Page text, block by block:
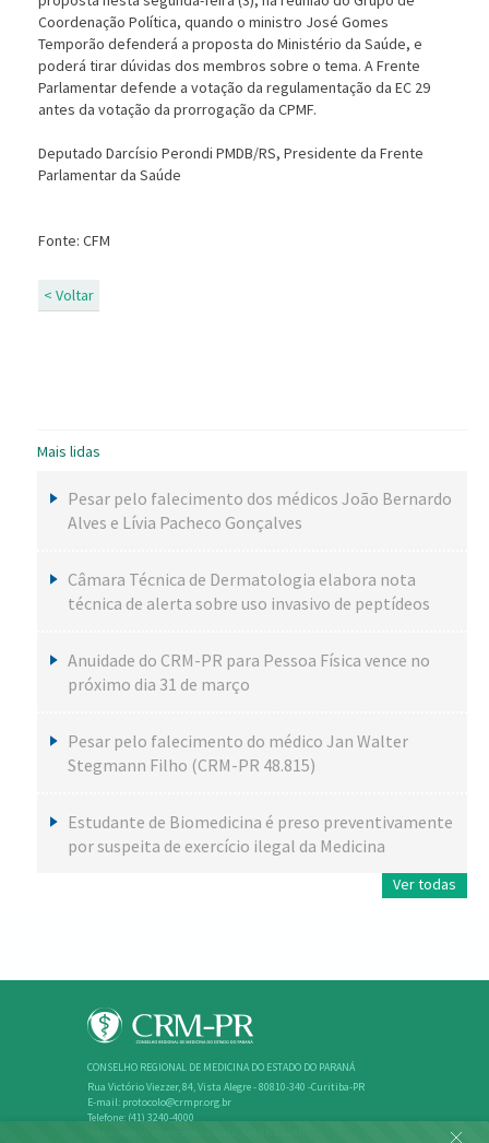
Coordenação Política, quando o ministro José Gomes
Temporão defenderá a proposta do Ministério da Saúde, e
poderá tirar dúvidas dos membros sobre o tema. A Frente
Parlamentar defende a votação da regulamentação da EC 29
antes da votação da prorrogação da CPMF.
Deputado Darcísio Perondi PMDB/RS, Presidente da Frente
Parlamentar da Saúde
Fonte: CFM
< Voltar
Mais lidas
Pesar pelo falecimento dos médicos João Bernardo
Alves e Lívia Pacheco Gonçalves
Câmara Técnica de Dermatologia elabora nota
técnica de alerta sobre uso invasivo de peptídeos
Anuidade do CRM-PR para Pessoa Física vence no
próximo dia 31 de março
Pesar pelo falecimento do médico Jan Walter
Stegmann Filho (CRM-PR 48.815)
Estudante de Biomedicina é preso preventivamente
por suspeita de exercício ilegal da Medicina
Ver todas
CONSELHO REGIONAL DE MEDICINA DO ESTADO DO PARANÁ
Rua Victório Viezzer, 84, Vista Alegre - 80810-340 -Curitiba-PR
E-mail: protocolo@crmpr.org.br
Telefone: (41) 3240-4000